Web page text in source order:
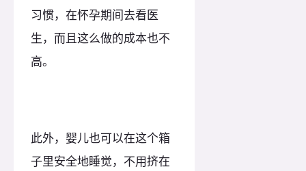
习惯，在怀孕期间去看医
生，而且这么做的成本也不
高。
此外，婴儿也可以在这个箱
子里安全地睡觉，不用挤在